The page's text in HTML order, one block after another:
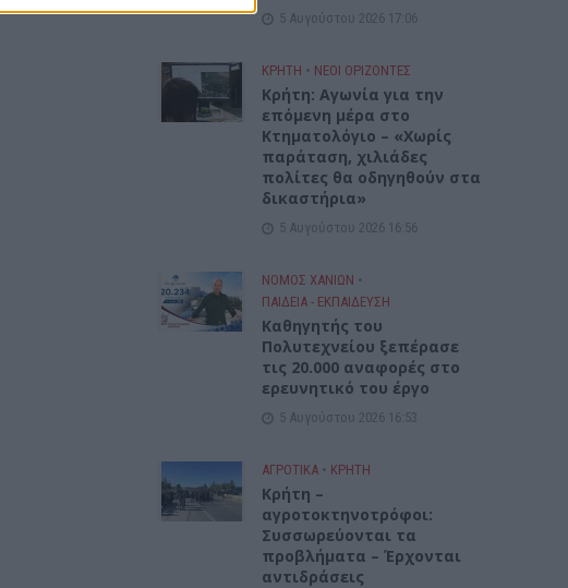
5 Αυγούστου 2026 17:06
ΚΡΗΤΗ • ΝΕΟΙ ΟΡΙΖΟΝΤΕΣ
Kρήτη: Αγωνία για την
επόμενη μέρα στο
Κτηματολόγιο – «Χωρίς
παράταση, χιλιάδες
πολίτες θα οδηγηθούν στα
δικαστήρια»
5 Αυγούστου 2026 16:56
ΝΟΜΌΣ ΧΑΝΊΩΝ •
ΠΑΙΔΕΙΑ - ΕΚΠΑΙΔΕΥΣΗ
Καθηγητής του
Πολυτεχνείου ξεπέρασε
τις 20.000 αναφορές στο
ερευνητικό του έργο
5 Αυγούστου 2026 16:53
ΑΓΡΟΤΙΚΑ • ΚΡΗΤΗ
Κρήτη –
αγροτοκτηνοτρόφοι:
Συσσωρεύονται τα
προβλήματα – Έρχονται
αντιδράσεις